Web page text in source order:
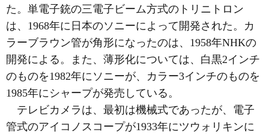
た。単電子銃の三電子ビーム方式のトリニトロン
は、1968年に日本のソニーによって開発された。カ
ラーブラウン管が角形になったのは、1958年NHKの
開発による。また、薄形化については、白黒2インチ
のものを1982年にソニーが、カラー3インチのものを
1985年にシャープが発売している。
テレビカメラは、最初は機械式であったが、電子
管式のアイコノスコープが1933年にツウォリキンに